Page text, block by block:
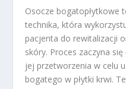
Osocze bogatopłytkowe
technika, która
pacjenta do rewitalizacji
skóry. Proces zaczyna
jej przetworzenia w celu
bogatego w płytki krwi.